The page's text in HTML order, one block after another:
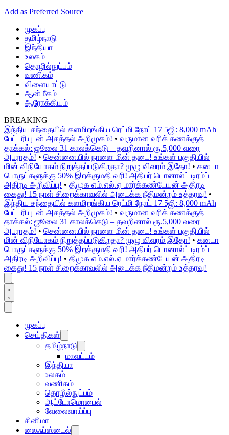
Add as Preferred Source
முகப்பு
தமிழ்நாடு
இந்தியா
உலகம்
தொழில்நுட்பம்
வணிகம்
விளையாட்டு
ஆன்மீகம்
ஆரோக்கியம்
BREAKING
இந்திய சந்தையில் களமிறங்கிய ரெட்மி நோட் 17 5ஜி: 8,000 mAh
பேட்டரியுடன் அசத்தல் அறிமுகம்! • வருமான வரிக் கணக்குத்
தாக்கல்: ஜூலை 31 காலக்கெடு – தவறினால் ரூ.5,000 வரை
அபராதம்! • சென்னையில் நாளை மின் தடை! உங்கள் பகுதியில்
மின் விநியோகம் நிறுத்தப்படுகிறதா? முழு விவரம் இதோ! • கனடா
பொருட்களுக்கு 50% இறக்குமதி வரி! அதிபர் டொனால்ட் டிரம்ப்
அதிரடி அறிவிப்பு! • திமுக எம்.எல்.ஏ மார்க்கண்டேயன் அதிரடி
கைது! 15 நாள் சிறைக்காவலில் அடைக்க நீதிமன்றம் உத்தரவு! •
இந்திய சந்தையில் களமிறங்கிய ரெட்மி நோட் 17 5ஜி: 8,000 mAh
பேட்டரியுடன் அசத்தல் அறிமுகம்! • வருமான வரிக் கணக்குத்
தாக்கல்: ஜூலை 31 காலக்கெடு – தவறினால் ரூ.5,000 வரை
அபராதம்! • சென்னையில் நாளை மின் தடை! உங்கள் பகுதியில்
மின் விநியோகம் நிறுத்தப்படுகிறதா? முழு விவரம் இதோ! • கனடா
பொருட்களுக்கு 50% இறக்குமதி வரி! அதிபர் டொனால்ட் டிரம்ப்
அதிரடி அறிவிப்பு! • திமுக எம்.எல்.ஏ மார்க்கண்டேயன் அதிரடி
கைது! 15 நாள் சிறைக்காவலில் அடைக்க நீதிமன்றம் உத்தரவு!
முகப்பு
செய்திகள்
தமிழ்நாடு
மாவட்டம்
இந்தியா
உலகம்
வணிகம்
தொழில்நுட்பம்
ஆட்டோமொபைல்
வேலைவாய்ப்பு
சினிமா
லைஃப்ஸ்டைல்